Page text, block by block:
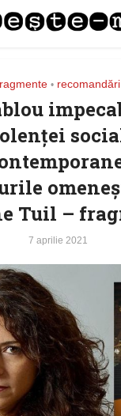
• recomandări
Tuil –
7 aprilie 2021